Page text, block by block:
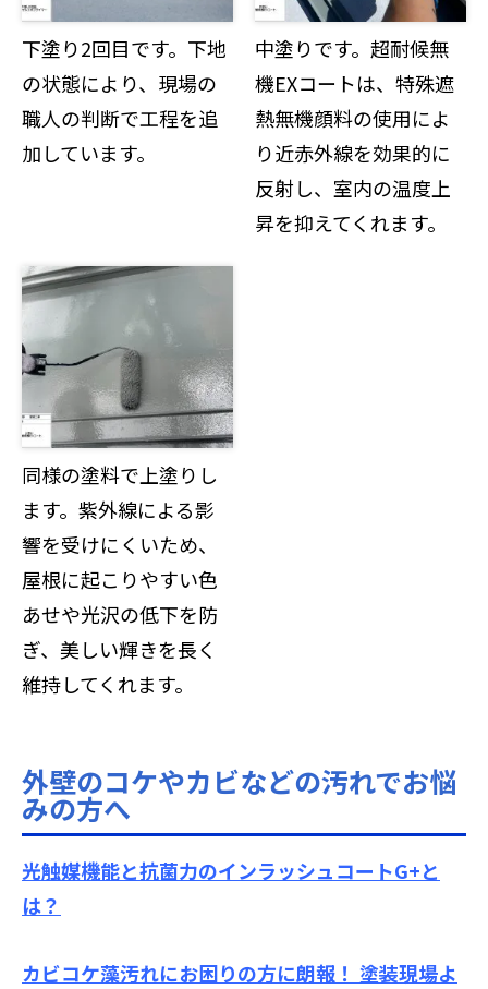
下塗り2回目です。下地
の状態により、現場の
職人の判断で工程を追
加しています。
中塗りです。超耐候無
機EXコートは、特殊遮
熱無機顔料の使用によ
り近赤外線を効果的に
反射し、室内の温度上
昇を抑えてくれます。
同様の塗料で上塗りし
ます。紫外線による影
響を受けにくいため、
屋根に起こりやすい色
あせや光沢の低下を防
ぎ、美しい輝きを長く
維持してくれます。
外壁のコケやカビなどの汚れでお悩
みの方へ
光触媒機能と抗菌力のインラッシュコートG+と
は？
カビコケ藻汚れにお困りの方に朗報！ 塗装現場よ